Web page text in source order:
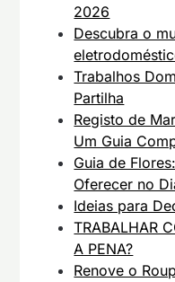
2026
Descubra o
Trabalhos
Partilha
Registo de
Um Guia
Guia de
Oferecer no
Ideias para
TRABALHAR
A PENA?
Renove o